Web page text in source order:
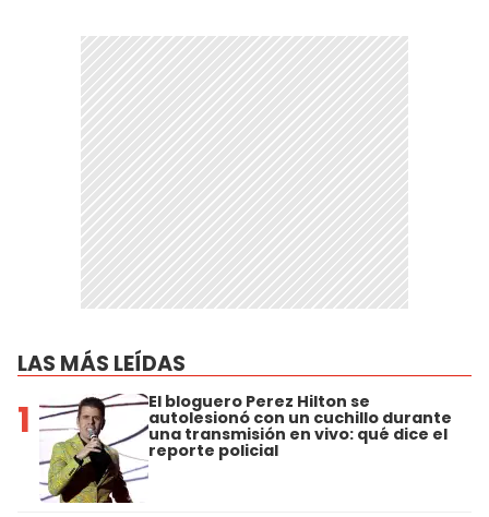
LAS MÁS LEÍDAS
1 El bloguero Perez Hilton se
autolesionó con un cuchillo durante
una transmisión en vivo: qué dice el
reporte policial